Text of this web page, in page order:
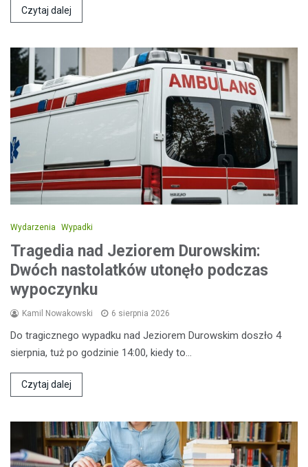
Czytaj dalej
Wydarzenia Wypadki
Tragedia nad Jeziorem Durowskim:
Dwóch nastolatków utonęło podczas
wypoczynku
Kamil Nowakowski 6 sierpnia 2026
Do tragicznego wypadku nad Jeziorem Durowskim doszło 4
sierpnia, tuż po godzinie 14:00, kiedy to…
Czytaj dalej